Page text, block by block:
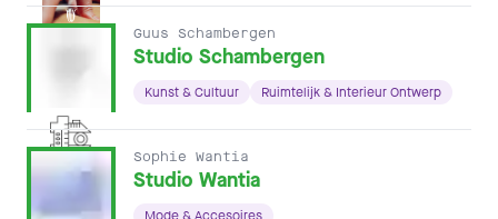
Guus Schambergen
Studio Schambergen
Kunst & Cultuur Ruimtelijk & Interieur Ontwerp
Sophie Wantia
Studio Wantia